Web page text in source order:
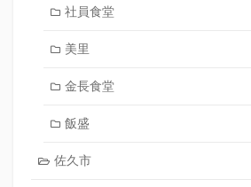
社員食堂
美里
金長食堂
飯盛
佐久市